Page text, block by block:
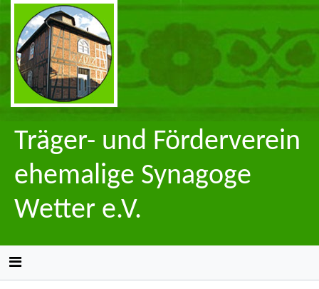
Träger- und Förderverein
ehemalige Synagoge
Wetter e.V.